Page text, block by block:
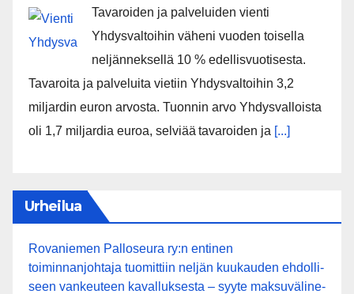
Tavaroiden ja palveluiden vienti
Yhdysvaltoihin väheni vuoden toisella
neljänneksellä 10 % edellisvuotisesta.
Tavaroita ja palveluita vietiin Yhdysvaltoihin 3,2
miljardin euron arvosta. Tuonnin arvo Yhdysvalloista
oli 1,7 miljardia euroa, selviää tavaroiden ja [...]
Urheilua
Rovaniemen Palloseura ry:n entinen
toiminnanjohtaja tuo­mit­tiin neljän kuu­kau­den eh­dol­li­
seen van­keu­teen ka­val­luk­ses­ta – syyte mak­su­vä­li­ne­